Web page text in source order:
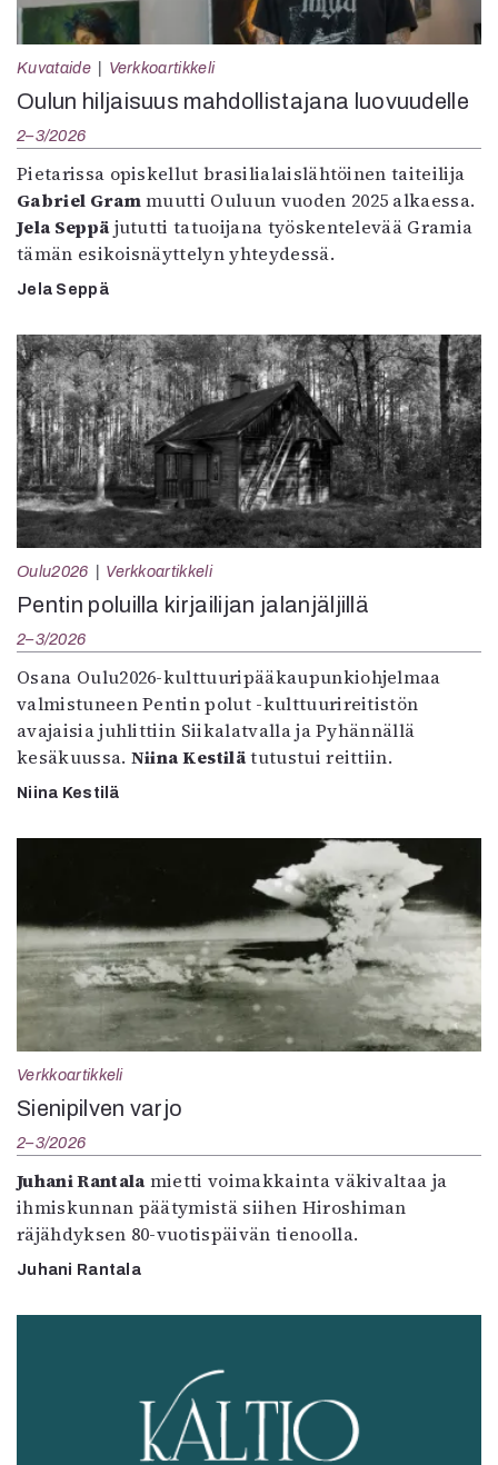
Kuvataide Verkkoartikkeli
Oulun hiljaisuus mahdollistajana luovuudelle
2–3/2026
Pietarissa opiskellut brasilialaislähtöinen taiteilija
Gabriel Grammuutti Ouluun vuoden 2025 alkaessa.
Jela Seppä jututti tatuoijana työskentelevää Gramia
tämän esikoisnäyttelyn yhteydessä.
Jela Seppä
Oulu2026 Verkkoartikkeli
Pentin poluilla kirjailijan jalanjäljillä
2–3/2026
Osana Oulu2026-kulttuuripääkaupunkiohjelmaa
valmistuneen Pentin polut -kulttuurireitistön
avajaisia juhlittiin Siikalatvalla ja Pyhännällä
kesäkuussa. Niina Kestilätutustui reittiin.
Niina Kestilä
Verkkoartikkeli
Sienipilven varjo
2–3/2026
Juhani Rantala mietti voimakkainta väkivaltaa ja
ihmiskunnan päätymistä siihen Hiroshiman
räjähdyksen 80-vuotispäivän tienoolla.
Juhani Rantala